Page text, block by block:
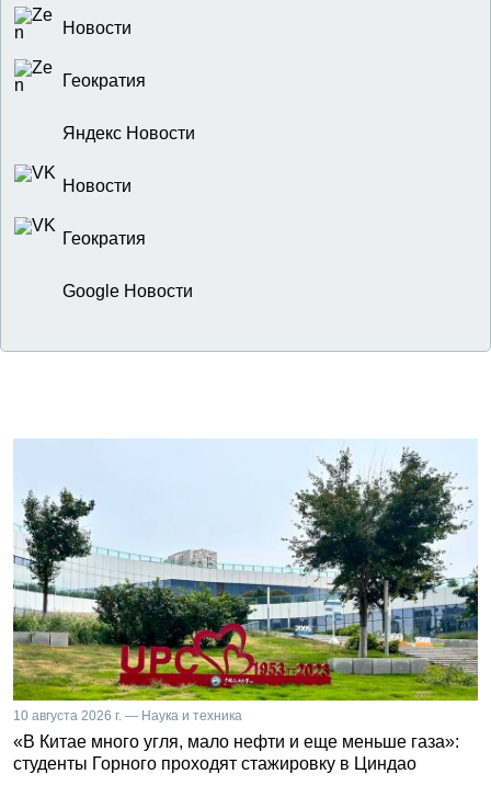
Новости
Геократия
Яндекс Новости
Новости
Геократия
Google Новости
10 августа 2026 г. — Наука и техника
«В Китае много угля, мало нефти и еще меньше газа»:
студенты Горного проходят стажировку в Циндао